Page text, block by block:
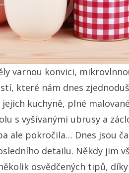
varnou konvici,
které nám dnes
kuchyně, plné
s vyšívanými ubrusy a
ale pokročila… Dnes jsou
detailu. Někdy jim
osvědčených tipů,